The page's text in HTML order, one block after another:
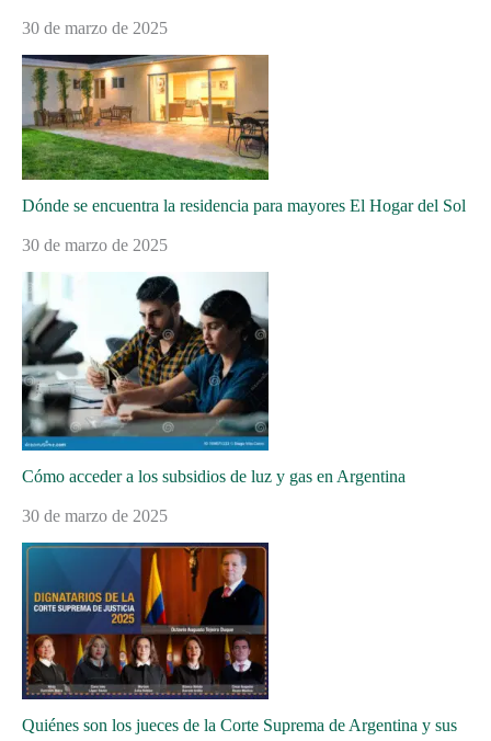
30 de marzo de 2025
Dónde se encuentra la residencia para mayores El Hogar del Sol
30 de marzo de 2025
Cómo acceder a los subsidios de luz y gas en Argentina
30 de marzo de 2025
Quiénes son los jueces de la Corte Suprema de Argentina y sus